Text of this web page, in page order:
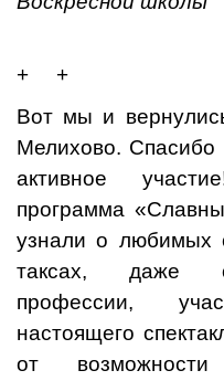
+ +
Вот мы и
Мелихово.
активное
программа
узнали о любимых
таксах, даже
профессии,
настоящего
от